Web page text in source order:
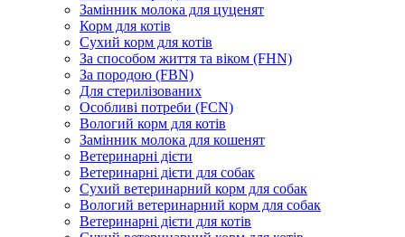
Замінник молока для цуценят
Корм для котів
Сухий корм для котів
За способом життя та віком (FHN)
За породою (FBN)
Для стерилізованих
Особливі потреби (FCN)
Вологий корм для котів
Замінник молока для кошенят
Ветеринарні дієти
Ветеринарні дієти для собак
Сухий ветеринарний корм для собак
Вологий ветеринарний корм для собак
Ветеринарні дієти для котів